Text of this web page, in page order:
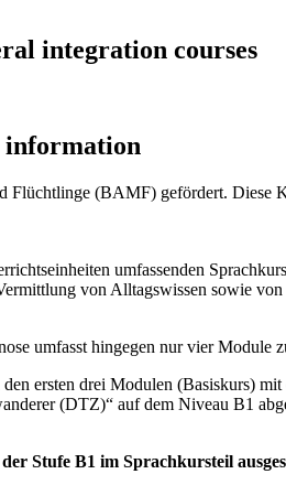
integration courses
information
Flüchtlinge (BAMF) gefördert.
umfassenden
von Alltagswissen sowie
umfasst hingegen nur vier
ersten drei Modulen (Basiskurs)
(DTZ)“ auf dem Niveau B1
Stufe B1 im Sprachkursteil